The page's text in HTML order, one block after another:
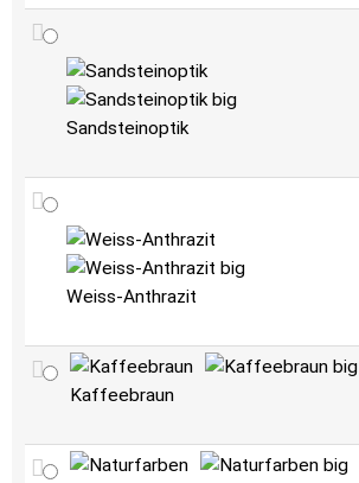
Sandsteinoptik
Weiss-Anthrazit
Kaffeebraun